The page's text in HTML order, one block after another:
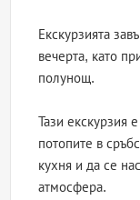
Екскурзията
вечерта, като
полунощ.
Тази екскурзия
потопите в
кухня и да се
атмосфера.